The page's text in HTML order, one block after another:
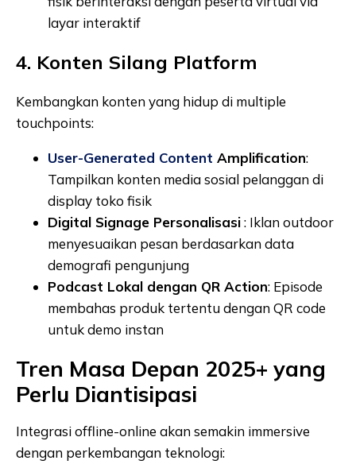
layar interaktif
4. Konten Silang Platform
Kembangkan konten yang hidup di multiple
touchpoints:
User-Generated Content Amplification:
Tampilkan konten media sosial pelanggan di
display toko fisik
Digital Signage Personalisasi: Iklan outdoor
menyesuaikan pesan berdasarkan data
demografi pengunjung
Podcast Lokal dengan QR Action: Episode
membahas produk tertentu dengan QR code
untuk demo instan
Tren Masa Depan 2025+ yang
Perlu Diantisipasi
Integrasi offline-online akan semakin immersive
dengan perkembangan teknologi: